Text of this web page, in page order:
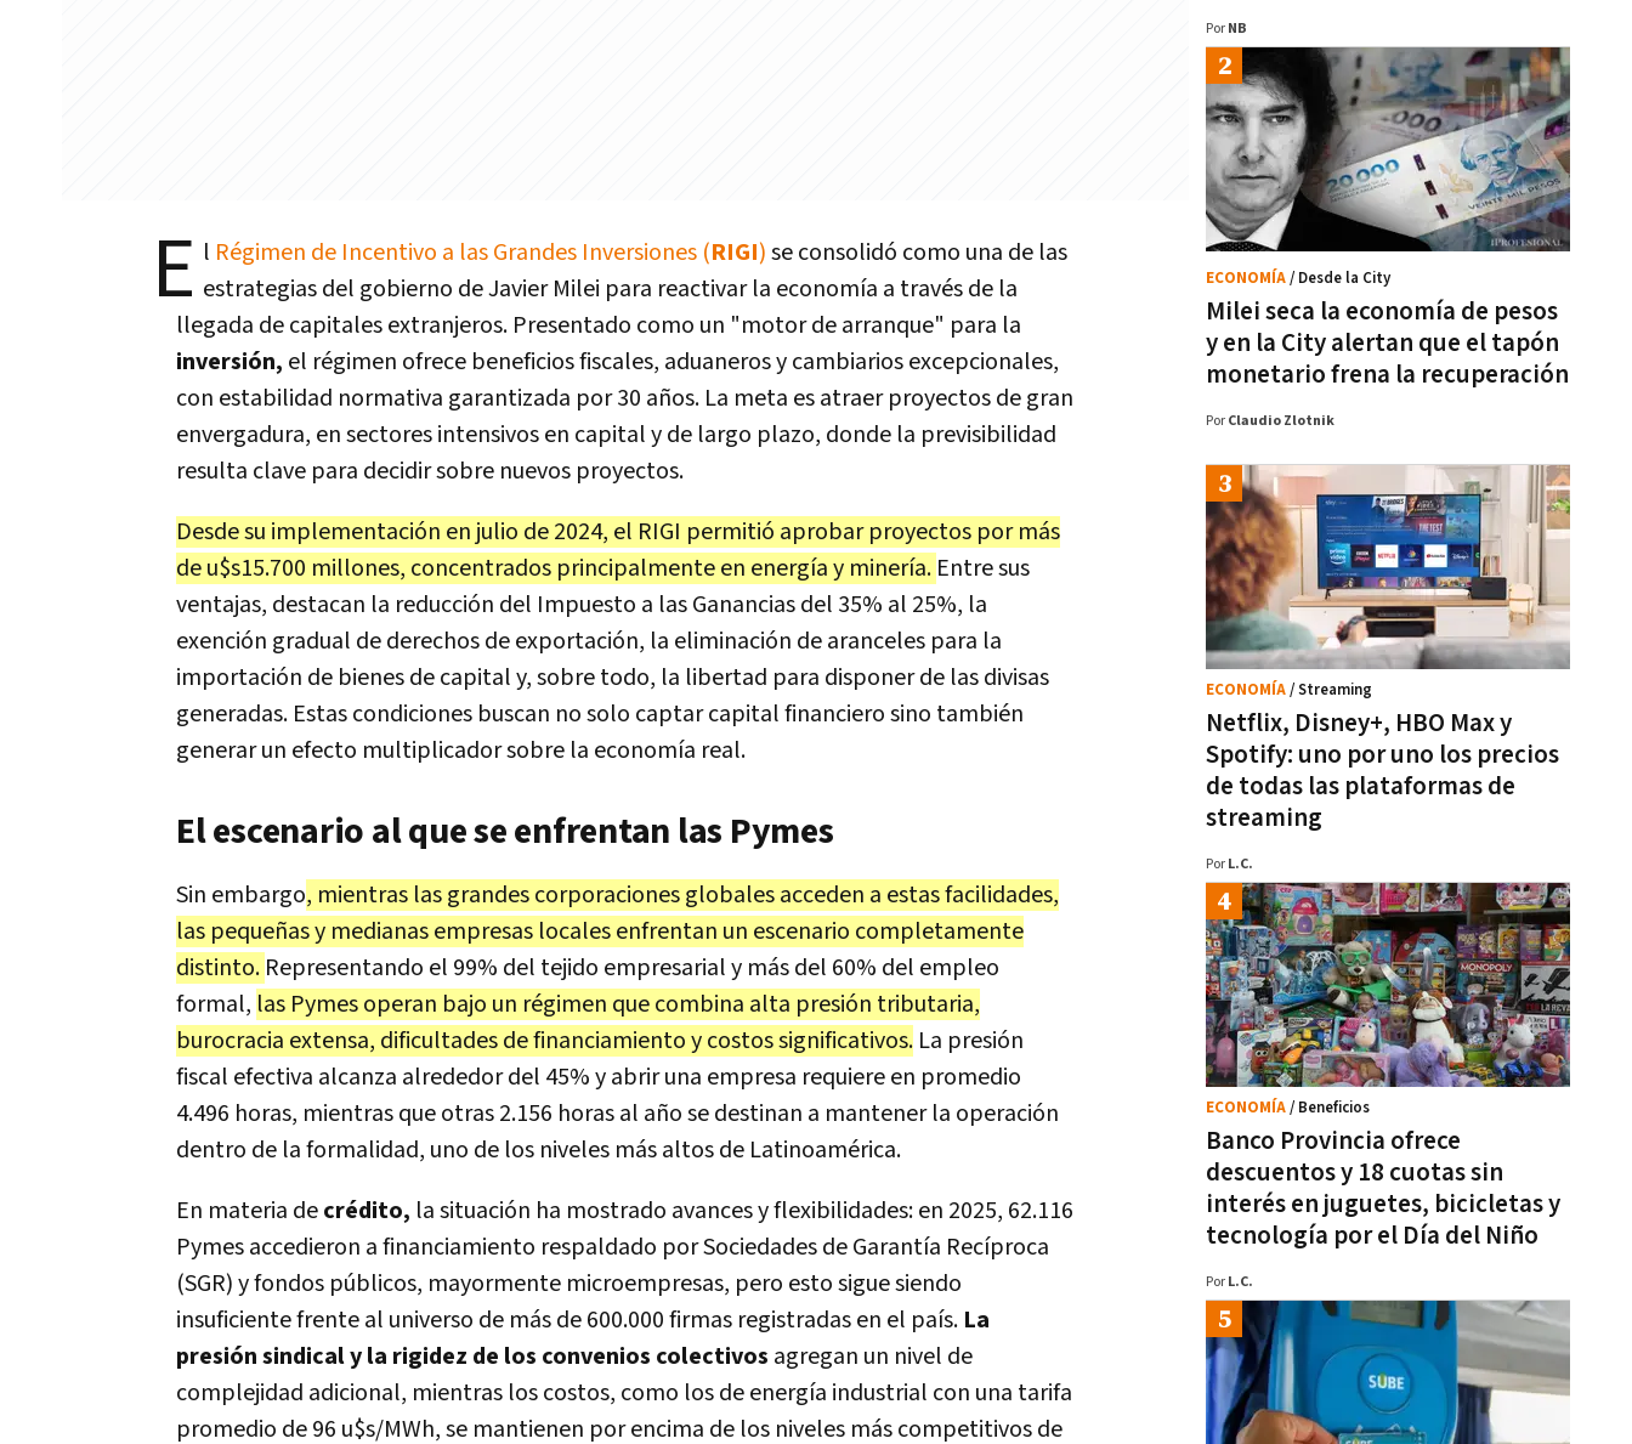
E l Régimen de Incentivo a las Grandes Inversiones (RIGI)se consolidó como una de las
estrategias del gobierno de Javier Milei para reactivar la economía a través de la
llegada de capitales extranjeros. Presentado como un "motor de arranque" para la
inversión, el régimen ofrece beneficios fiscales, aduaneros y cambiarios excepcionales,
con estabilidad normativa garantizada por 30 años. La meta es atraer proyectos de gran
envergadura, en sectores intensivos en capital y de largo plazo, donde la previsibilidad
resulta clave para decidir sobre nuevos proyectos.
Desde su implementación en julio de 2024, el RIGI permitió aprobar proyectos por más
de u$s15.700 millones, concentrados principalmente en energía y minería. Entre sus
ventajas, destacan la reducción del Impuesto a las Ganancias del 35% al 25%, la
exención gradual de derechos de exportación, la eliminación de aranceles para la
importación de bienes de capital y, sobre todo, la libertad para disponer de las divisas
generadas. Estas condiciones buscan no solo captar capital financiero sino también
generar un efecto multiplicador sobre la economía real.
El escenario al que se enfrentan las Pymes
Sin embargo, mientras las grandes corporaciones globales acceden a estas facilidades,
las pequeñas y medianas empresas locales enfrentan un escenario completamente
distinto. Representando el 99% del tejido empresarial y más del 60% del empleo
formal, las Pymes operan bajo un régimen que combina alta presión tributaria,
burocracia extensa, dificultades de financiamiento y costos significativos. La presión
fiscal efectiva alcanza alrededor del 45% y abrir una empresa requiere en promedio
4.496 horas, mientras que otras 2.156 horas al año se destinan a mantener la operación
dentro de la formalidad, uno de los niveles más altos de Latinoamérica.
En materia decrédito, la situación ha mostrado avances y flexibilidades: en 2025, 62.116
Pymes accedieron a financiamiento respaldado por Sociedades de Garantía Recíproca
(SGR) y fondos públicos, mayormente microempresas, pero esto sigue siendo
insuficiente frente al universo de más de 600.000 firmas registradas en el país. La
presión sindical y la rigidez de los convenios colectivos agregan un nivel de
complejidad adicional, mientras los costos, como los de energía industrial con una tarifa
promedio de 96 u$s/MWh, se mantienen por encima de los niveles más competitivos de
Por NB
Milei seca la economía de pesos
y en la City alertan que el tapón
monetario frena la recuperación
ECONOMÍA/ Desde la City
Por Claudio Zlotnik
Netflix, Disney+, HBO Max y
Spotify: uno por uno los precios
de todas las plataformas de
streaming
ECONOMÍA/ Streaming
Por L.C.
Banco Provincia ofrece
descuentos y 18 cuotas sin
interés en juguetes, bicicletas y
tecnología por el Día del Niño
ECONOMÍA/ Beneficios
Por L.C.